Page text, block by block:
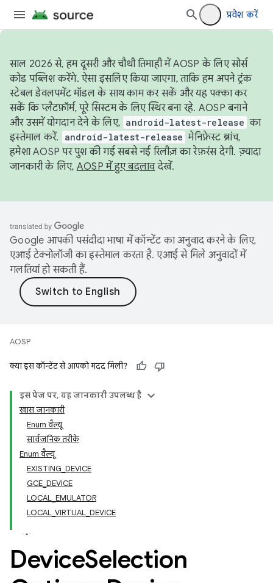
प्रवेश करें
साल 2026 से, हम दूसरी और चौथी तिमाही में AOSP के लिए सोर्स
कोड पब्लिश करेंगे. ऐसा इसलिए किया जाएगा, ताकि हम अपने ट्रंक
स्टेबल डेवलपमेंट मॉडल के साथ काम कर सकें और यह पक्का कर
सकें कि प्लैटफ़ॉर्म, पूरे सिस्टम के लिए स्थिर बना रहे. AOSP बनाने
और उसमें योगदान देने के लिए, android-latest-release का
इस्तेमाल करें.
android-latest-release मेनिफ़ेस्ट ब्रांच,
हमेशा AOSP पर पुश की गई सबसे नई रिलीज़ का रेफ़रंस देगी. ज़्यादा
जानकारी के लिए, AOSP में हुए बदलावदेखें.
Google आपकी पसंदीदा भाषा में कॉन्टेंट का अनुवाद करने के लिए,
एआई टेक्नोलॉजी का इस्तेमाल करता है. एआई से मिले अनुवादों में
गलतियां हो सकती हैं.
AOSP
क्या इस कॉन्टेंट से आपको मदद मिली?
इस पेज पर, यह जानकारी उपलब्ध है
खास जानकारी
Enum वैल्यू
सार्वजनिक तरीके
Enum वैल्यू
EXISTING_DEVICE
GCE_DEVICE
LOCAL_EMULATOR
LOCAL_VIRTUAL_DEVICE
DeviceSelection